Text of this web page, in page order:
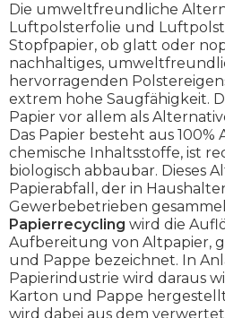
Die umweltfreundliche
Luftpolsterfolie und
Stopfpapier, ob glatt oder
nachhaltiges,
hervorragenden
extrem hohe Saugfähigkeit.
Papier vor allem als
Das Papier besteht aus 100%
chemische Inhaltsstoffe, ist
biologisch abbaubar. Dieses
Papierabfall, der in
Gewerbebetrieben
Papierrecycling wird die
Aufbereitung von Altpapier,
und Pappe bezeichnet. In
Papierindustrie wird daraus
Karton und Pappe
wird dabei aus dem